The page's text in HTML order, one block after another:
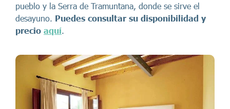
pueblo y la Serra de Tramuntana, donde se sirve el
desayuno. Puedes consultar su disponibilidad y
precio aquí.